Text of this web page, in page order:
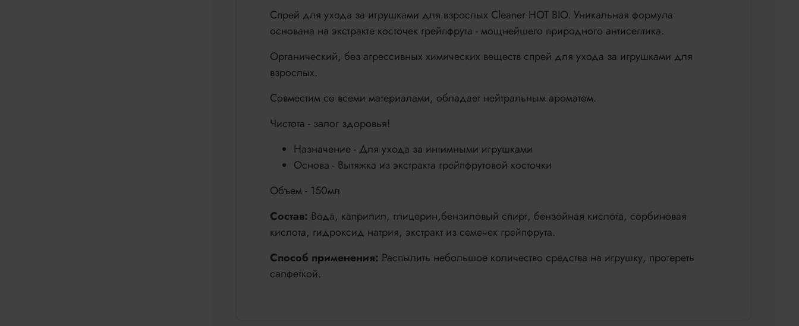
Cпрей для ухода за игрушками для взрослых Сleaner НОТ BIO. Уникальная формула
основана на экстракте косточек грейпфрута - мощнейшего природного антисептика.
Органический, без агрессивных химических веществ спрей для ухода за игрушками для
взрослых.
Совместим со всеми материалами, обладает нейтральным ароматом.
Чистота - залог здоровья!
Назначение - Для ухода за интимными игрушками
Основа - Вытяжка из экстракта грейпфрутовой косточки
Объем - 150мл
Состав: Вода, каприлил, глицерин,бензиловый спирт, бензойная кислота, сорбиновая
кислота, гидроксид натрия, экстракт из семечек грейпфрута.
Способ применения: Распылить небольшое количество средства на игрушку, протереть
салфеткой.